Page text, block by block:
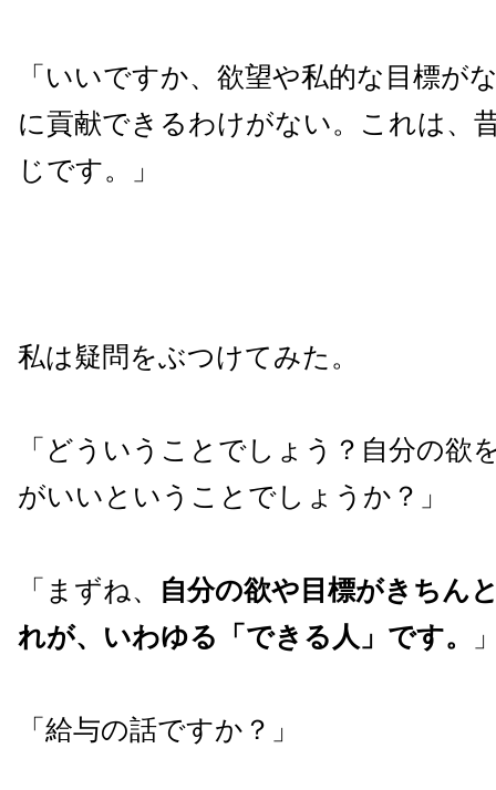
「いいですか、欲望や私的な目標が
に貢献できるわけがない。これは、
じです。」
私は疑問をぶつけてみた。
「どういうことでしょう？自分の欲
がいいということでしょうか？」
「まずね、
自分の欲や目標がきちん
れが、いわゆる「できる人」です。
「給与の話ですか？」